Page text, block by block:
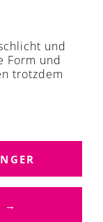
und
Form und
trotzdem
→